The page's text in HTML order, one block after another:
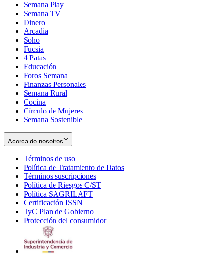
Semana Play
Semana TV
Dinero
Arcadia
Soho
in
new
window
Fucsia
in
new
window
4 Patas
Educación
Foros Semana
Finanzas Personales
Semana Rural
Cocina
Círculo de Mujeres
Semana Sostenible
Acerca de nosotros
Términos de uso
in
new
window
Política de Tratamiento de Datos
Términos suscripciones
in
Política de Riesgos C/ST
Política SAGRILAFT
new
window
Certificación ISSN
in
new
TyC Plan de Gobierno
in
Protección del consumidorOpens